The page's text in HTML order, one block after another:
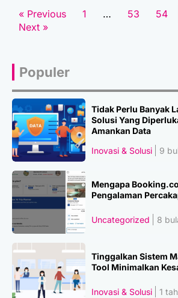
« Previous 1 … 53 54
Next »
Populer
Tidak Perlu Banyak
Solusi Yang
Amankan Data
Inovasi & Solusi
9
Mengapa
Pengalaman
Uncategorized 8
Tinggalkan Sistem
Tool Minimalkan
Inovasi & Solusi 1